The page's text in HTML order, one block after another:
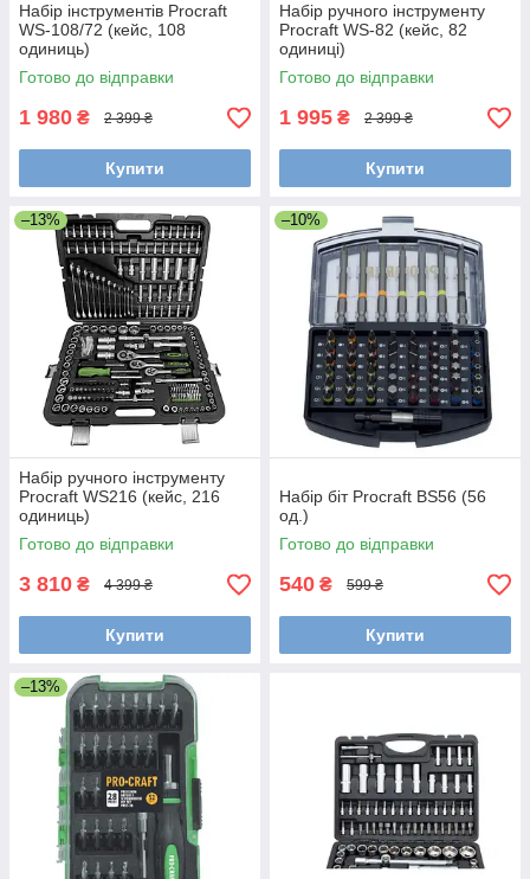
Набір інструментів Procraft
WS-108/72 (кейс, 108
одиниць)
Готово до відправки
1 980 ₴ 2 399 ₴
Купити
Набір ручного інструменту
Procraft WS-82 (кейс, 82
одиниці)
Готово до відправки
1 995 ₴ 2 399 ₴
Купити
–13%
Набір ручного інструменту
Procraft WS216 (кейс, 216
одиниць)
Готово до відправки
3 810 ₴ 4 399 ₴
Купити
–10%
Набір біт Procraft BS56 (56
од.)
Готово до відправки
540 ₴ 599 ₴
Купити
–13%